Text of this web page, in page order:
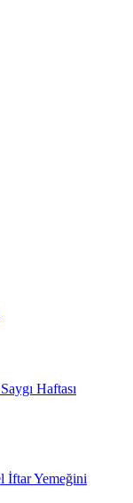
Haftası
İftar Yemeğini